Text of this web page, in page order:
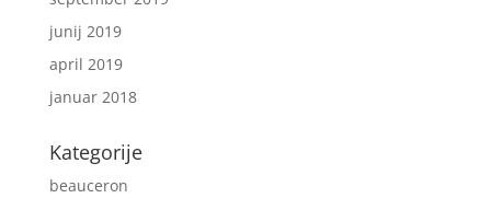
junij 2019
april 2019
januar 2018
Kategorije
beauceron